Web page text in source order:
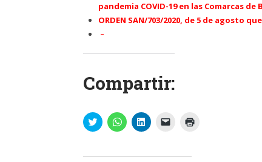
pandemia COVID-19en las Comarcas de
ORDEN SAN/703/2020, de 5 de agosto
–
Compartir:
Haz
clic
Twitter
Haz
clic
WhatsApp
Haz
clic
LinkedIn
Haz
enlace